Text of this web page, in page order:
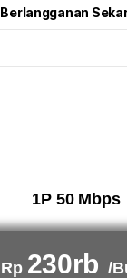
Berlangganan
1P 50 Mbps
Rp 230rb /